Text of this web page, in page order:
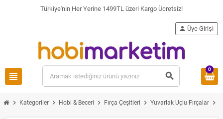
Türkiye'nin Her Yerine 1499TL üzeri Kargo Ücretsiz!
view_headline search
person Üye Girişi
0
chevron_right Kategoriler chevron_right Hobi & Beceri chevron_right Fırça Çeşitleri chevron_right Yuvarlak Uçlu Fırçalar chevron_right